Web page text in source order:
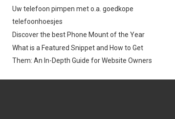
Uw telefoon pimpen met o.a. goedkope
telefoonhoesjes
Discover the best Phone Mount of the Year
What is a Featured Snippet and How to Get
Them: An In-Depth Guide for Website Owners